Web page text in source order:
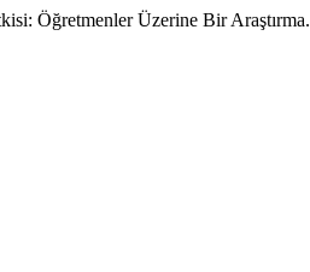
Öğretmenler Üzerine Bir Araştırma.